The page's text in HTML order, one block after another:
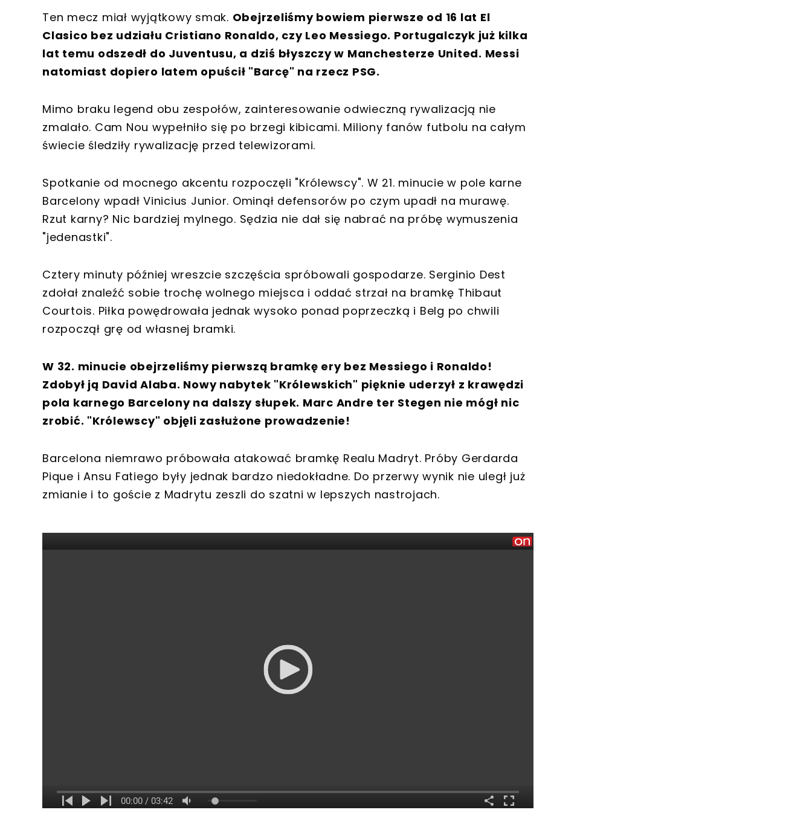
Ten mecz miał wyjątkowy smak. Obejrzeliśmy bowiem pierwsze od 16 lat El
Clasico bez udziału Cristiano Ronaldo, czy Leo Messiego. Portugalczyk już kilka
lat temu odszedł do Juventusu, a dziś błyszczy w Manchesterze United. Messi
natomiast dopiero latem opuścił "Barcę" na rzecz PSG.
Mimo braku legend obu zespołów, zainteresowanie odwieczną rywalizacją nie
zmalało. Cam Nou wypełniło się po brzegi kibicami. Miliony fanów futbolu na całym
świecie śledziły rywalizację przed telewizorami.
Spotkanie od mocnego akcentu rozpoczęli "Królewscy". W 21. minucie w pole karne
Barcelony wpadł Vinicius Junior. Ominął defensorów po czym upadł na murawę.
Rzut karny? Nic bardziej mylnego. Sędzia nie dał się nabrać na próbę wymuszenia
"jedenastki".
Cztery minuty później wreszcie szczęścia spróbowali gospodarze. Serginio Dest
zdołał znaleźć sobie trochę wolnego miejsca i oddać strzał na bramkę Thibaut
Courtois. Piłka powędrowała jednak wysoko ponad poprzeczką i Belg po chwili
rozpoczął grę od własnej bramki.
W 32. minucie obejrzeliśmy pierwszą bramkę ery bez Messiego i Ronaldo!
Zdobył ją David Alaba. Nowy nabytek "Królewskich" pięknie uderzył z krawędzi
pola karnego Barcelony na dalszy słupek. Marc Andre ter Stegen nie mógł nic
zrobić. "Królewscy" objęli zasłużone prowadzenie!
Barcelona niemrawo próbowała atakować bramkę Realu Madryt. Próby Gerdarda
Pique i Ansu Fatiego były jednak bardzo niedokładne. Do przerwy wynik nie uległ już
zmianie i to goście z Madrytu zeszli do szatni w lepszych nastrojach.